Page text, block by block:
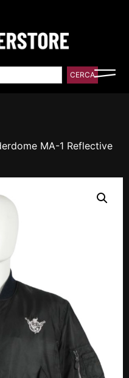
CERCA
MA-1 Reflective